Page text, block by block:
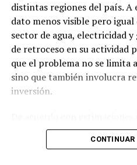
documentación engañosa en
Tamaulipas.
La titular de la FGR, Ernestina
combustible ilegal que
través de la frontera de
principal los estados de
El caso de la minirefinería en
distintas regiones del país. A
dato menos visible pero
sector de agua, electricidad y
de retroceso en su actividad
que el problema no se limita
sino que también involucra
inversión.
Control de Energía (CENACE)
sector, México superó los 50
CONTINUAR